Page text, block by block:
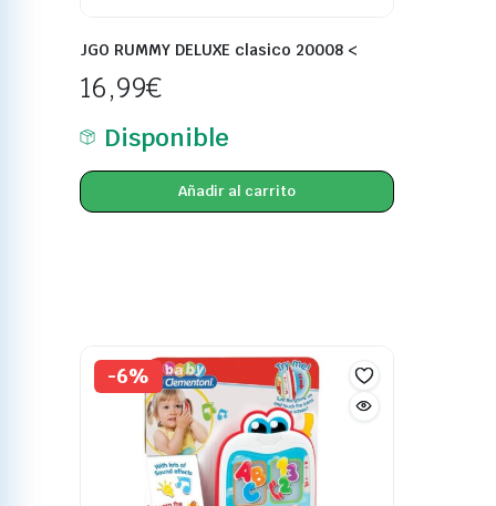
JGO RUMMY DELUXE clasico 20008 <
16,99€
Disponible
Añadir al carrito
-6%